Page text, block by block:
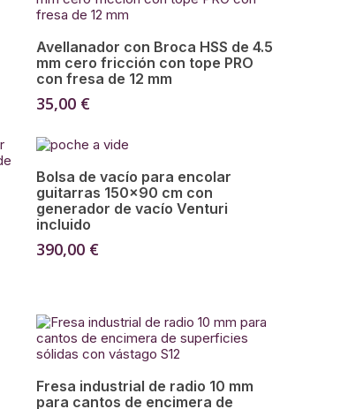
Añadir Al Carrito
Avellanador con Broca HSS de 4.5
mm cero fricción con tope PRO
con fresa de 12 mm
35,00 €
Añadir Al Carrito
Bolsa de vacío para encolar
guitarras 150×90 cm con
generador de vacío Venturi
incluido
390,00 €
Añadir Al Carrito
Fresa industrial de radio 10 mm
para cantos de encimera de